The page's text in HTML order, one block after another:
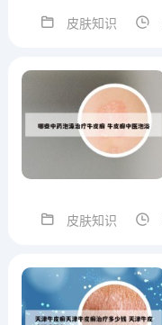
皮肤知识
皮肤知识